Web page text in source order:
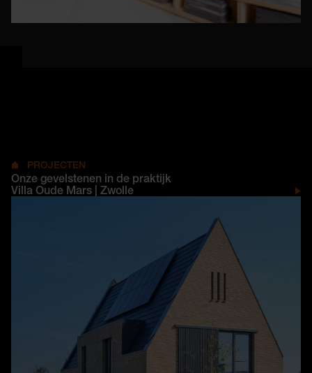
PROJECTEN
Onze gevelstenen in de praktijk
Villa Oude Mars | Zwolle